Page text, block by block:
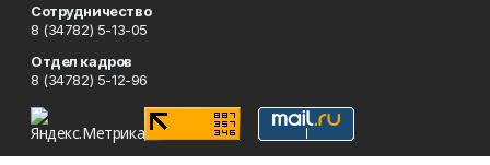
Сотрудничество
8 (34782) 5-13-05
Отдел кадров
8 (34782) 5-12-96